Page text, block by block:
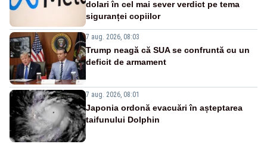
dolari în cel mai sever verdict pe tema
siguranței copiilor
7 aug. 2026, 08:03
Trump neagă că SUA se confruntă cu un
deficit de armament
7 aug. 2026, 08:01
Japonia ordonă evacuări în așteptarea
taifunului Dolphin